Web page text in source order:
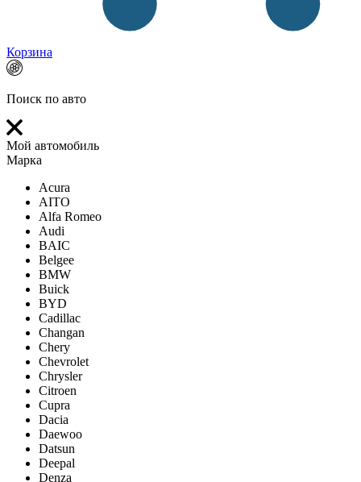
Корзина
Поиск по авто
Мой автомобиль
Марка
Acura
AITO
Alfa Romeo
Audi
BAIC
Belgee
BMW
Buick
BYD
Cadillac
Changan
Chery
Chevrolet
Chrysler
Citroen
Cupra
Dacia
Daewoo
Datsun
Deepal
Denza